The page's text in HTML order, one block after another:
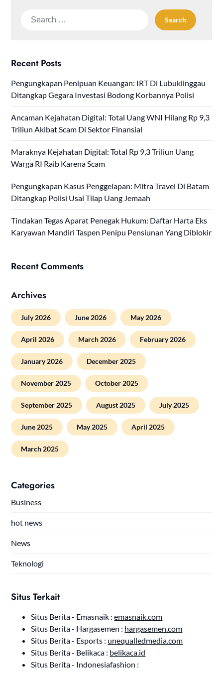
Search
Recent Posts
Pengungkapan Penipuan Keuangan: IRT Di Lubuklinggau
Ditangkap Gegara Investasi Bodong Korbannya Polisi
Ancaman Kejahatan Digital: Total Uang WNI Hilang Rp 9,3
Triliun Akibat Scam Di Sektor Finansial
Maraknya Kejahatan Digital: Total Rp 9,3 Triliun Uang
Warga RI Raib Karena Scam
Pengungkapan Kasus Penggelapan: Mitra Travel Di Batam
Ditangkap Polisi Usai Tilap Uang Jemaah
Tindakan Tegas Aparat Penegak Hukum: Daftar Harta Eks
Karyawan Mandiri Taspen Penipu Pensiunan Yang Diblokir
Recent Comments
Archives
July 2026 June 2026 May 2026
April 2026 March 2026 February 2026
January 2026 December 2025
November 2025 October 2025
September 2025 August 2025 July 2025
June 2025 May 2025 April 2025
March 2025
Categories
Business
hot news
News
Teknologi
Situs Terkait
Situs Berita - Emasnaik :emasnaik.com
Situs Berita - Hargasemen : hargasemen.com
Situs Berita - Esports : unequalledmedia.com
Situs Berita - Belikaca : belikaca.id
Situs Berita - Indonesiafashion :